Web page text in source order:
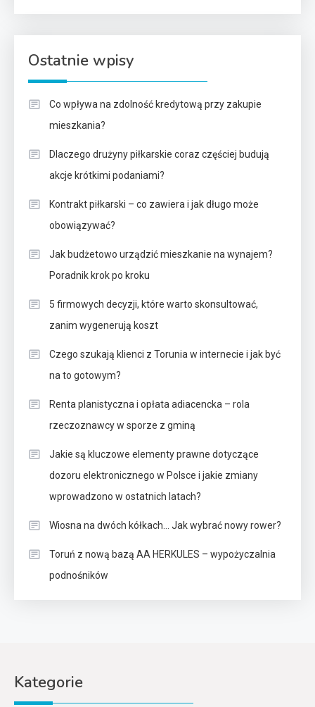
Ostatnie wpisy
Co wpływa na zdolność kredytową przy zakupie
mieszkania?
Dlaczego drużyny piłkarskie coraz częściej budują
akcje krótkimi podaniami?
Kontrakt piłkarski – co zawiera i jak długo może
obowiązywać?
Jak budżetowo urządzić mieszkanie na wynajem?
Poradnik krok po kroku
5 firmowych decyzji, które warto skonsultować,
zanim wygenerują koszt
Czego szukają klienci z Torunia w internecie i jak być
na to gotowym?
Renta planistyczna i opłata adiacencka – rola
rzeczoznawcy w sporze z gminą
Jakie są kluczowe elementy prawne dotyczące
dozoru elektronicznego w Polsce i jakie zmiany
wprowadzono w ostatnich latach?
Wiosna na dwóch kółkach… Jak wybrać nowy rower?
Toruń z nową bazą AA HERKULES – wypożyczalnia
podnośników
Kategorie